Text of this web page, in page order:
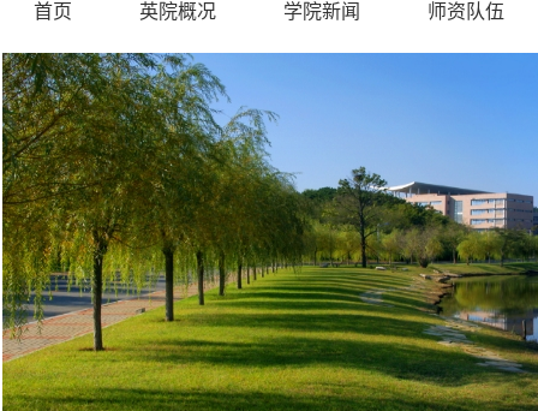
首页 英院概况 学院新闻 师资队伍